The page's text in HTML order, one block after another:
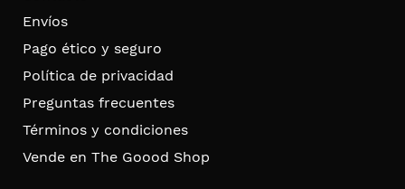
Envíos
Pago ético y seguro
Política de privacidad
Preguntas frecuentes
Términos y condiciones
Vende en The Goood Shop